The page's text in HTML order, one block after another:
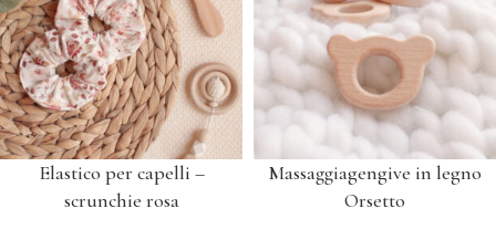
Elastico per capelli –
scrunchie rosa
Massaggiagengive in legno
Orsetto